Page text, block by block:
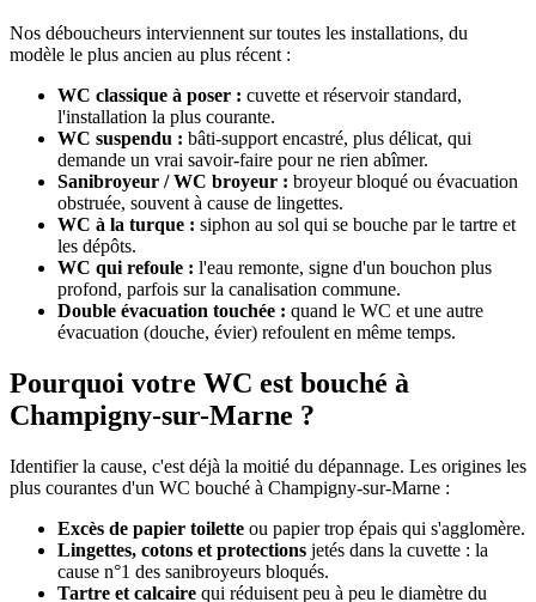
Nos déboucheurs interviennent sur toutes les installations, du
modèle le plus ancien au plus récent :
WC classique à poser : cuvette et réservoir standard,
l'installation la plus courante.
WC suspendu : bâti-support encastré, plus délicat, qui
demande un vrai savoir-faire pour ne rien abîmer.
Sanibroyeur / WC broyeur : broyeur bloqué ou évacuation
obstruée, souvent à cause de lingettes.
WC à la turque : siphon au sol qui se bouche par le tartre et
les dépôts.
WC qui refoule : l'eau remonte, signe d'un bouchon plus
profond, parfois sur la canalisation commune.
Double évacuation touchée : quand le WC et une autre
évacuation (douche, évier) refoulent en même temps.
Pourquoi votre WC est bouché à
Champigny-sur-Marne ?
Identifier la cause, c'est déjà la moitié du dépannage. Les origines les
plus courantes d'un WC bouché à Champigny-sur-Marne :
Excès de papier toilette ou papier trop épais qui s'agglomère.
Lingettes, cotons et protections jetés dans la cuvette : la
cause n°1 des sanibroyeurs bloqués.
Tartre et calcaire qui réduisent peu à peu le diamètre du